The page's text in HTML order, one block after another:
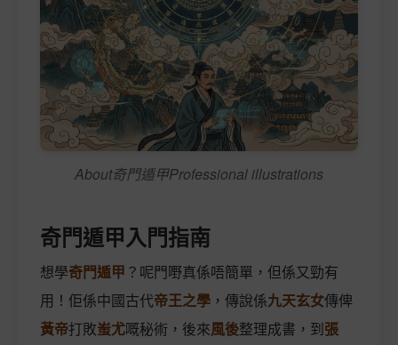
About奇門遁甲Professional illustrations
奇門遁甲入門指南
想學奇門遁甲 ？呢門嘢真係唔簡單，但係又勁有
用！佢係中國古代帝王之學 ，傳說係九天玄女傳俾
黃帝打敗蚩尤嘅秘術，後來風後整理成書，到張